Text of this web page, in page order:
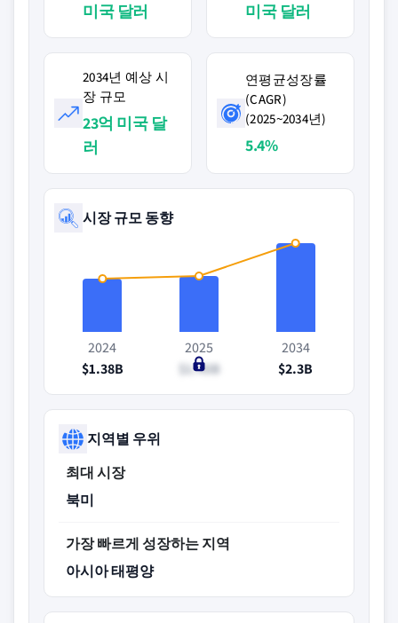
미국 달러
미국 달러
2034년 예상 시
장 규모
23억 미국 달
러
연평균성장률
(CAGR)
(2025~2034년)
5.4%
시장 규모 동향
2024
$1.38B
2025
$1.45B
2034
$2.3B
지역별 우위
최대 시장
북미
가장 빠르게 성장하는 지역
아시아 태평양